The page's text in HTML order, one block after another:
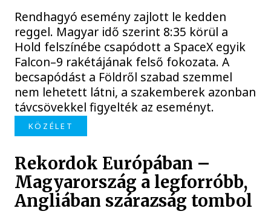
Rendhagyó esemény zajlott le kedden
reggel. Magyar idő szerint 8:35 körül a
Hold felszínébe csapódott a SpaceX egyik
Falcon–9 rakétájának felső fokozata. A
becsapódást a Földről szabad szemmel
nem lehetett látni, a szakemberek azonban
távcsövekkel figyelték az eseményt.
KÖZÉLET
Rekordok Európában –
Magyarország a legforróbb,
Angliában szárazság tombol